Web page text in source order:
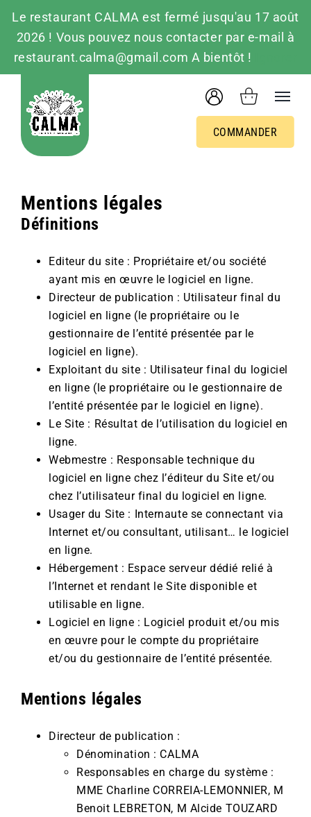
Le restaurant CALMA est fermé jusqu'au 17 août
2026 ! Vous pouvez nous contacter par e-mail à
restaurant.calma@gmail.com A bientôt !
contenu
COMMANDER
Mentions légales
Définitions
Editeur du site : Propriétaire et/ou société
ayant mis en œuvre le logiciel en ligne.
Directeur de publication : Utilisateur final du
logiciel en ligne (le propriétaire ou le
gestionnaire de l’entité présentée par le
logiciel en ligne).
Exploitant du site : Utilisateur final du logiciel
en ligne (le propriétaire ou le gestionnaire de
l’entité présentée par le logiciel en ligne).
Le Site : Résultat de l’utilisation du logiciel en
ligne.
Webmestre : Responsable technique du
logiciel en ligne chez l’éditeur du Site et/ou
chez l’utilisateur final du logiciel en ligne.
Usager du Site : Internaute se connectant via
Internet et/ou consultant, utilisant… le logiciel
en ligne.
Hébergement : Espace serveur dédié relié à
l’Internet et rendant le Site disponible et
utilisable en ligne.
Logiciel en ligne : Logiciel produit et/ou mis
en œuvre pour le compte du propriétaire
et/ou du gestionnaire de l’entité présentée.
Mentions légales
Directeur de publication :
Dénomination : CALMA
Responsables en charge du système :
MME Charline CORREIA-LEMONNIER, M
Benoit LEBRETON, M Alcide TOUZARD